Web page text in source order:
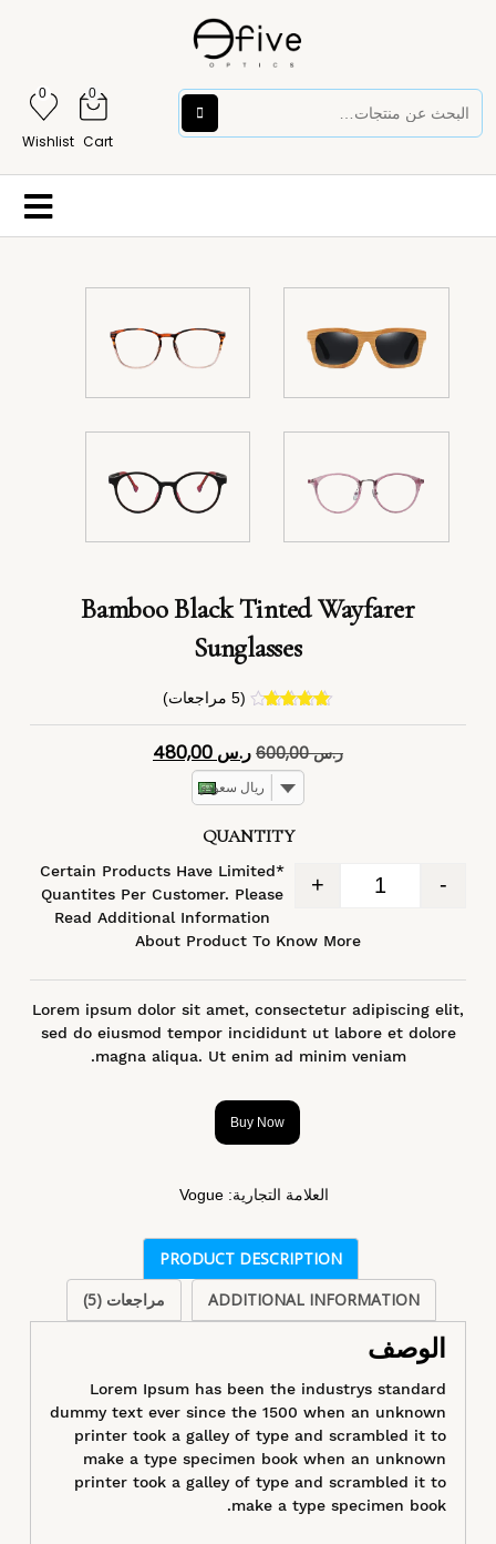
0
Cart
0
Wishlist
Bamboo Black Tinted Wayfarer
Sunglasses
تم التقييم
5 بناءً على
تقييم
4
عملاء
(
5 مراجعات)
ر.س600,00 ر.س
ريال سعودي
QUANTITY
-
+
*Certain Products Have Limited
Quantites Per Customer. Please
Read Additional Information
About Product To Know More
Lorem ipsum dolor sit amet, consectetur adipiscing elit,
sed do eiusmod tempor incididunt ut labore et dolore
magna aliqua. Ut enim ad minim veniam.
Buy Now
العلامة التجارية:Vogue
PRODUCT DESCRIPTION
ADDITIONAL INFORMATION
مراجعات (5)
الوصف
Lorem Ipsum has been the industrys standard
dummy text ever since the 1500 when an unknown
printer took a galley of type and scrambled it to
make a type specimen book when an unknown
printer took a galley of type and scrambled it to
make a type specimen book.